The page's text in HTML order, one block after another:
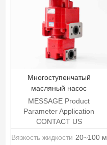
Многоступенчатый
масляный насос
MESSAGE Product
Parameter Application
CONTACT US
Вязкость жидкости 20~100 м